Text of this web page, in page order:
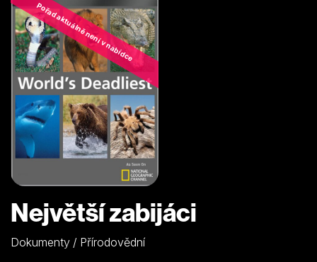
Pořad aktuálně není v nabídce
Největší zabijáci
Dokumenty / Přírodovědní